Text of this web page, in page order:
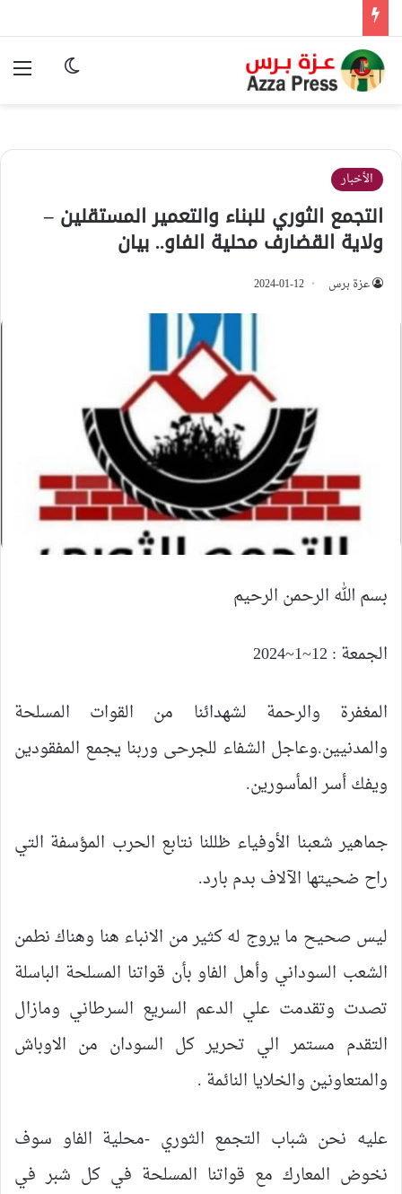
الوضع
الأخبار
التجمع الثوري للبناء والتعمير المستقلين –
ولاية القضارف محلية الفاو.. بيان
عزة برس 2024-01-12
بسم الله الرحمن الرحيم
الجمعة : 12~1~2024
المغفرة والرحمة لشهدائنا من القوات المسلحة
والمدنيين.وعاجل الشفاء للجرحى وربنا يجمع المفقودين
ويفك أسر المأسورين.
جماهير شعبنا الأوفياء ظللنا نتابع الحرب المؤسفة التي
راح ضحيتها الآلاف بدم بارد.
ليس صحيح ما يروج له كثير من الانباء هنا وهناك نطمن
الشعب السوداني وأهل الفاو بأن قواتنا المسلحة الباسلة
تصدت وتقدمت علي الدعم السريع السرطاني ومازال
التقدم مستمر الي تحرير كل السودان من الاوباش
والمتعاونين والخلايا النائمة .
عليه نحن شباب التجمع الثوري -محلية الفاو سوف
نخوض المعارك مع قواتنا المسلحة في كل شبر في